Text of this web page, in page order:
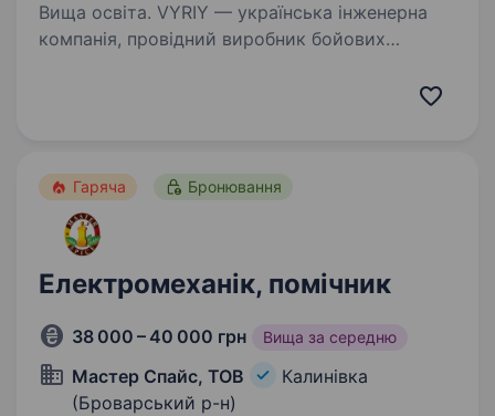
Вища освіта. VYRIY — українська інженерна
компанія, провідний виробник бойових
Гаряча Бронювання
Електромеханік, помічник
38 000 – 40 000 грн Вища за середню
Мастер Спайс, ТОВ
Калинівка
(Броварський р-н)